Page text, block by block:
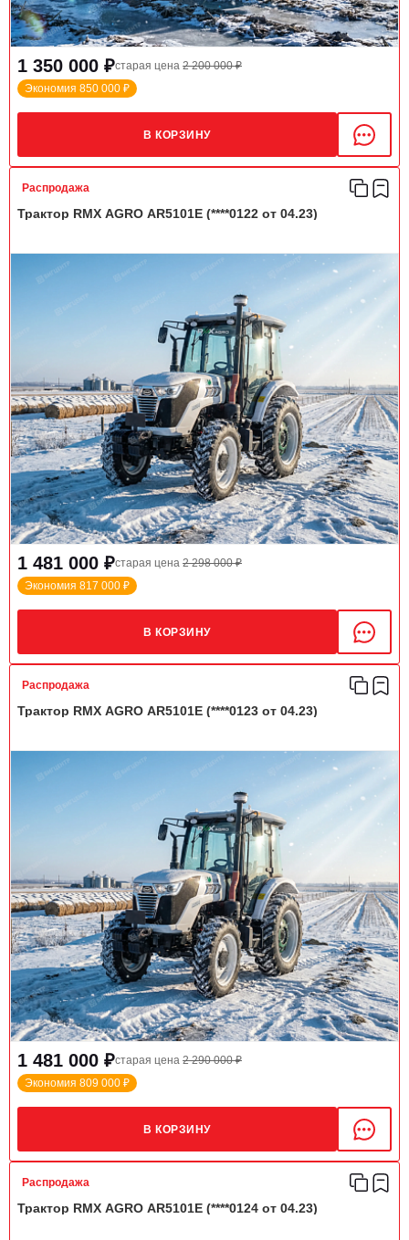
1 350 000 ₽старая цена 2 200 000 ₽
Экономия 850 000 ₽
В КОРЗИНУ
Распродажа
Трактор RMX AGRO AR5101E (****0122 от 04.23)
1 481 000 ₽старая цена 2 298 000 ₽
Экономия 817 000 ₽
В КОРЗИНУ
Распродажа
Трактор RMX AGRO AR5101E (****0123 от 04.23)
1 481 000 ₽старая цена 2 290 000 ₽
Экономия 809 000 ₽
В КОРЗИНУ
Распродажа
Трактор RMX AGRO AR5101E (****0124 от 04.23)